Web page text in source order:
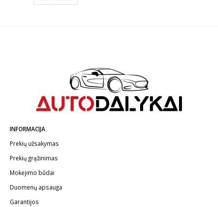
INFORMACIJA
Prekių užsakymas
Prekių grąžinimas
Mokėjimo būdai
Duomenų apsauga
Garantijos